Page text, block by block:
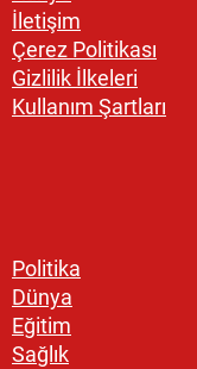
İletişim
Çerez Politikası
Gizlilik İlkeleri
Kullanım Şartları
Politika
Dünya
Eğitim
Sağlık